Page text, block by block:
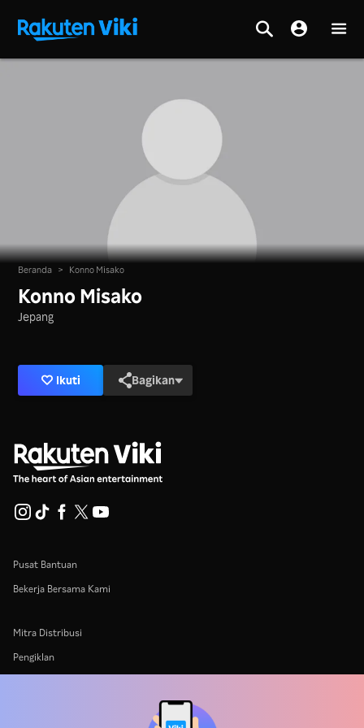
Beranda > Konno Misako
Konno Misako
Jepang
Ikuti Bagikan
Pusat Bantuan
Bekerja Bersama Kami
Mitra Distribusi
Pengiklan